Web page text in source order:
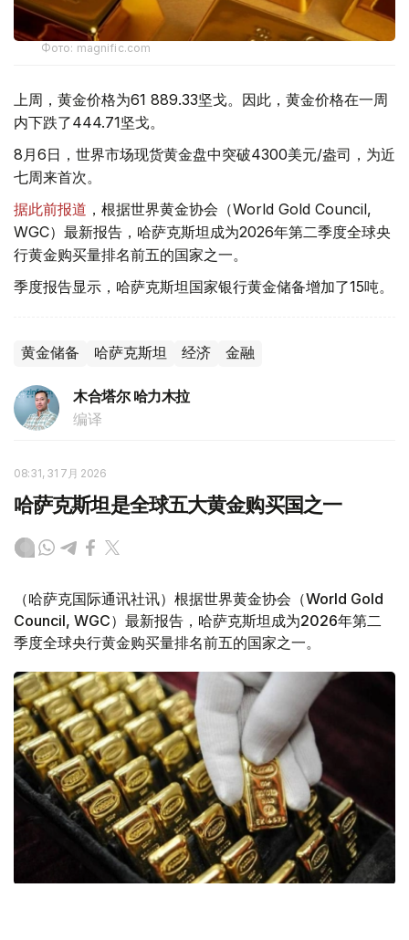
Фото: magnific.com
上周，黄金价格为61 889.33坚戈。因此，黄金价格在一周
内下跌了444.71坚戈。
8月6日，世界市场现货黄金盘中突破4300美元/盎司，为近
七周来首次。
据此前报道 ，根据世界黄金协会（World Gold Council,
WGC）最新报告，哈萨克斯坦成为2026年第二季度全球央
行黄金购买量排名前五的国家之一。
季度报告显示，哈萨克斯坦国家银行黄金储备增加了15吨。
黄金储备 哈萨克斯坦 经济 金融
木合塔尔 哈力木拉
编译
08:31, 31 7月 2026
哈萨克斯坦是全球五大黄金购买国之一
（哈萨克国际通讯社讯）根据世界黄金协会（World Gold
Council, WGC）最新报告，哈萨克斯坦成为2026年第二
季度全球央行黄金购买量排名前五的国家之一。